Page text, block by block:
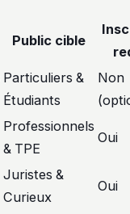
Public cible
Particuliers &
Étudiants
Non
Professionnels
& TPE
Oui
Juristes &
Curieux
Oui